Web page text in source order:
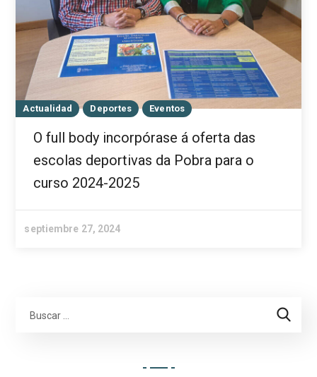
Actualidad Deportes Eventos
O full body incorpórase á oferta das
escolas deportivas da Pobra para o
curso 2024-2025
septiembre 27, 2024